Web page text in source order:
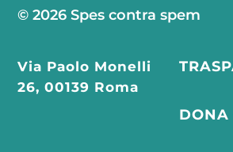
© 2026 Spes contra spem
Via Paolo Monelli
26, 00139 Roma
DONA